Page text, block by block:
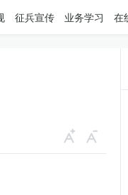
征兵宣传 业务学习 在